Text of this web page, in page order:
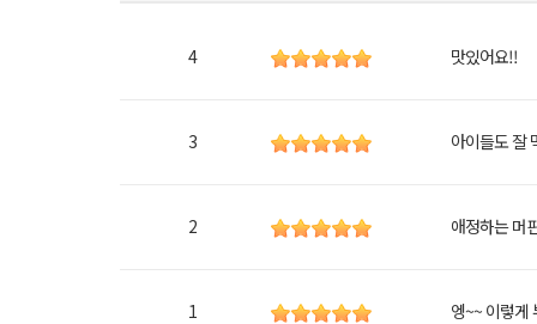
4 맛있어요!!
3 아이들도 잘
2 애정하는 머
1 엥~~ 이렇게